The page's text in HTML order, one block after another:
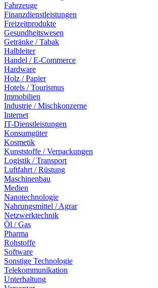
Fahrzeuge
Finanzdienstleistungen
Freizeitprodukte
Gesundheitswesen
Getränke / Tabak
Halbleiter
Handel / E-Commerce
Hardware
Holz / Papier
Hotels / Tourismus
Immobilien
Industrie / Mischkonzerne
Internet
IT-Dienstleistungen
Konsumgüter
Kosmetik
Kunststoffe / Verpackungen
Logistik / Transport
Luftfahrt / Rüstung
Maschinenbau
Medien
Nanotechnologie
Nahrungsmittel / Agrar
Netzwerktechnik
Öl / Gas
Pharma
Rohstoffe
Software
Sonstige Technologie
Telekommunikation
Unterhaltung